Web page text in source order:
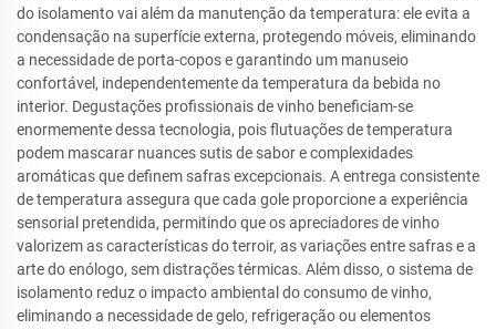
do isolamento vai além da manutenção da temperatura: ele evita a
condensação na superfície externa, protegendo móveis, eliminando
a necessidade de porta-copos e garantindo um manuseio
confortável, independentemente da temperatura da bebida no
interior. Degustações profissionais de vinho beneficiam-se
enormemente dessa tecnologia, pois flutuações de temperatura
podem mascarar nuances sutis de sabor e complexidades
aromáticas que definem safras excepcionais. A entrega consistente
de temperatura assegura que cada gole proporcione a experiência
sensorial pretendida, permitindo que os apreciadores de vinho
valorizem as características do terroir, as variações entre safras e a
arte do enólogo, sem distrações térmicas. Além disso, o sistema de
isolamento reduz o impacto ambiental do consumo de vinho,
eliminando a necessidade de gelo, refrigeração ou elementos